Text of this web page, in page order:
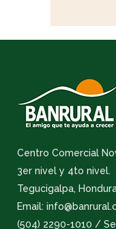
Centro Comercial
3er nivel y 4to nivel.
Tegucigalpa,
Email:
(504) 2290-1010 /